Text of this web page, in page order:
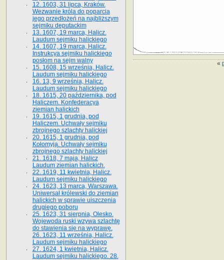
«
12. 1603, 31 lipca, Kraków.
Wezwanie króla do poparcia
jego przedłożeń na najbliższym
sejmiku deputackim
13. 1607, 19 marca, Halicz.
Laudum sejmiku halickiego
14. 1607, 19 marca, Halicz.
Instrukcya sejmiku halickiego
posłom na sejm walny
15. 1608, 15 września, Halicz.
Laudum sejmiku halickiego
16. 13, 9 września, Halicz.
Laudum sejmiku halickiego
18. 1615, 20 października, pod
Haliczem. Konfederacya
ziemian halickich
19. 1615, 1 grudnia, pod
Haliczem. Uchwały sejmiku
zbrojnego szlachty halickiej
20. 1615, 1 grudnia, pod
Kołomyją. Uchwały sejmiku
zbrojnego szlachty halickiej
21. 1618, 7 maja, Halicz
Laudum ziemian halickich.
22. 1619, 11 kwietnia, Halicz.
Laudum sejmiku halickiego
24. 1623, 13 marca, Warszawa.
Uniwersał królewski do ziemian
halickich w sprawie uiszczenia
drugiego poboru
25. 1623, 31 sierpnia, Olesko.
Wojewoda ruski wzywa szlachtę
do stawienia się na wyprawę.
26. 1623, 11 września, Halicz.
Laudum sejmiku halickiego
27. 1624, 1 kwietnia, Halicz.
Laudum sejmiku halickiego. 28.